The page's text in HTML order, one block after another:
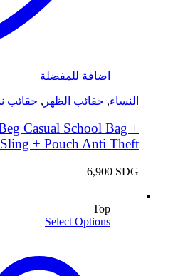
اضافة للمفضلة
النساء, حقائب الظهر , حقائب
Casual School Bag +
Sling + Pouch Anti Theft
6,900 SDG
Top
Select Options